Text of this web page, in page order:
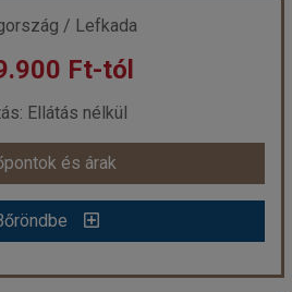
Ft-tól
és árak
/ Lefkada
Ft-tól
Ellátás nélkül
és árak